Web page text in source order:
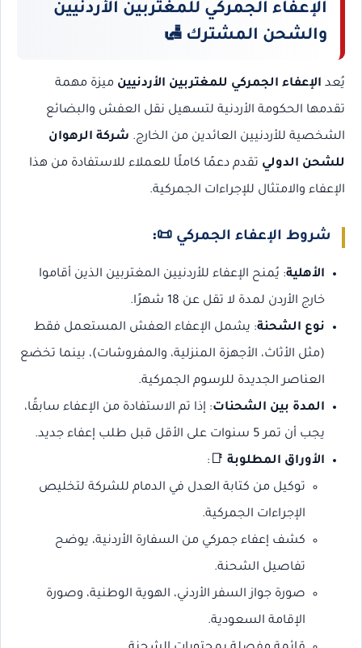
الإعفاء الجمركي للمغتربين الأردنيين
والشحن المشترك 🛃
يُعد الإعفاء الجمركي للمغتربين الأردنيين ميزة مهمة
تقدمها الحكومة الأردنية لتسهيل نقل العفش والبضائع
الشخصية للأردنيين العائدين من الخارج. شركة الرهوان
للشحن الدولي تقدم دعمًا كاملًا للعملاء للاستفادة من هذا
الإعفاء والامتثال للإجراءات الجمركية.
شروط الإعفاء الجمركي 📜:
الأهلية: يُمنح الإعفاء للأردنيين المغتربين الذين أقاموا
خارج الأردن لمدة لا تقل عن 18 شهرًا.
نوع الشحنة: يشمل الإعفاء العفش المستعمل فقط
(مثل الأثاث، الأجهزة المنزلية، والمفروشات)، بينما تخضع
العناصر الجديدة للرسوم الجمركية.
المدة بين الشحنات: إذا تم الاستفادة من الإعفاء سابقًا،
يجب أن تمر 5 سنوات على الأقل قبل طلب إعفاء جديد.
الأوراق المطلوبة📑:
توكيل من كتابة العدل في الدمام للشركة لتخليص
الإجراءات الجمركية.
كشف إعفاء جمركي من السفارة الأردنية، يوضح
تفاصيل الشحنة.
صورة جواز السفر الأردني، الهوية الوطنية، وصورة
الإقامة السعودية.